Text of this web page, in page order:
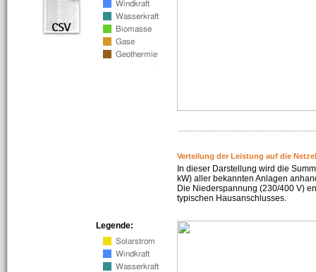
Verteilung der Leistung auf die
In dieser Darstellung wird die
kW) aller bekannten Anlagen
Die Niederspannung (230/400 V)
typischen Hausanschlusses.
Legende: